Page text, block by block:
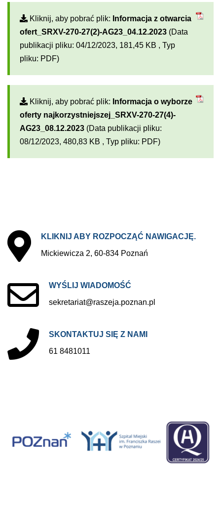
Kliknij, aby pobrać plik: Informacja z otwarcia
ofert_SRXV-270-27(2)-AG23_04.12.2023 (Data
publikacji pliku: 04/12/2023, 181,45 KB , Typ
pliku: PDF)
Kliknij, aby pobrać plik: Informacja o wyborze
oferty najkorzystniejszej_SRXV-270-27(4)-
AG23_08.12.2023 (Data publikacji pliku:
08/12/2023, 480,83 KB , Typ pliku: PDF)
KLIKNIJ ABY ROZPOCZĄĆ NAWIGACJĘ.
Mickiewicza 2, 60-834 Poznań
WYŚLIJ WIADOMOŚĆ
sekretariat@raszeja.poznan.pl
SKONTAKTUJ SIĘ Z NAMI
61 8481011